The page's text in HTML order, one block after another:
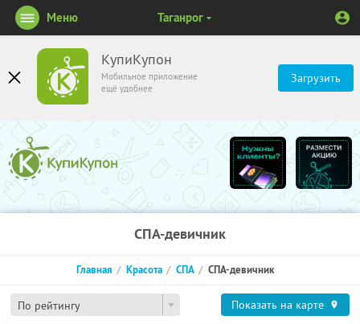
КупиКупон
Мобильное приложение
ещё удобнее
Загрузить
Меню Таганрог
СПА-девичник
По рейтингу
Главная Красота СПА СПА-девичник
Показать на карте